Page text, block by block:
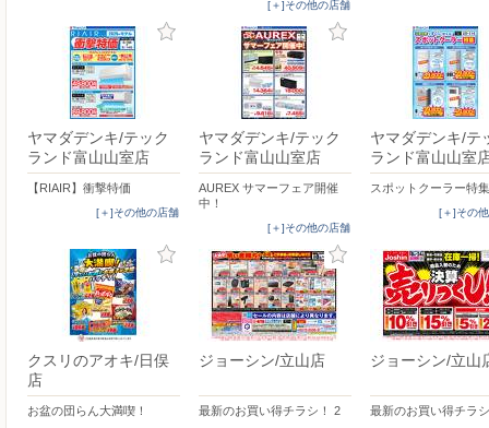
[＋]その他の店舗
ヤマダデンキ/テック
ランド富山山室店
【RIAIR】衝撃特価
[＋]その他の店舗
ヤマダデンキ/テック
ランド富山山室店
AUREX サマーフェア開催
中！
[＋]その他の店舗
ヤマダデンキ/テ
ランド富山山室
スポットクーラー特集
[＋]その
クスリのアオキ/日俣
店
お盆の団らん大満喫！
ジョーシン/立山店
最新のお買い得チラシ！ 2
ジョーシン/立山
最新のお買い得チラ